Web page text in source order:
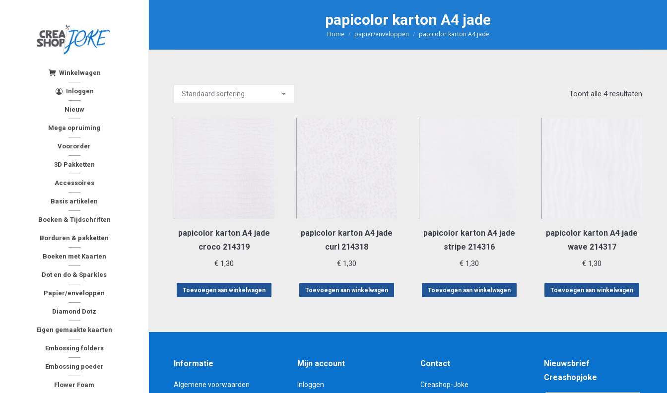
Winkelwagen
Inloggen
Nieuw
Mega opruiming
Voororder
3D Pakketten
Accessoires
Basis artikelen
Boeken & Tijdschriften
Borduren & pakketten
Boeken met Kaarten
Dot en do & Sparkles
Papier/enveloppen
Diamond Dotz
Eigen gemaakte kaarten
Embossing folders
Embossing poeder
Flower Foam
papicolor karton A4 jade
Je bent hier:
Home papier/enveloppen papicolor karton A4 jade
Toont alle 4 resultaten
papicolor karton A4 jade
croco 214319
€ 1,30
Toevoegen aan winkelwagen
papicolor karton A4 jade
curl 214318
€ 1,30
Toevoegen aan winkelwagen
papicolor karton A4 jade
stripe 214316
€ 1,30
Toevoegen aan winkelwagen
papicolor karton A4 jade
wave 214317
€ 1,30
Toevoegen aan winkelwagen
Informatie
Algemene voorwaarden
Mijn account
Inloggen
Contact
Creashop-Joke
Nieuwsbrief
Creashopjoke